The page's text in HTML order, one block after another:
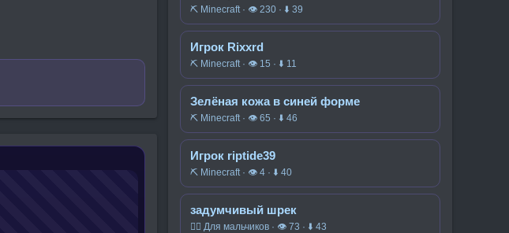
⛏️ Minecraft · 👁 230 · ⬇ 39
Игрок Rixxrd
⛏️ Minecraft · 👁 15 · ⬇ 11
Зелёная кожа в синей форме
⛏️ Minecraft · 👁 65 · ⬇ 46
Игрок riptide39
⛏️ Minecraft · 👁 4 · ⬇ 40
задумчивый шрек
🧍‍♂️ Для мальчиков · 👁 73 · ⬇ 43